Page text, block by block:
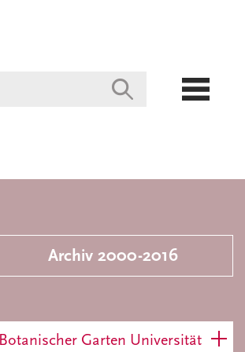
Archiv 2000-2016
Botanischer Garten Universität